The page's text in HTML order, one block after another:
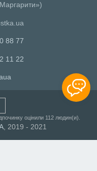
88 77
11 22
оцінили 112 людин(и).
, 2019 - 2021